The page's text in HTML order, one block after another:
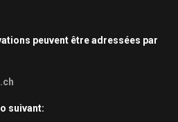
peuvent être adressées par
suivant: